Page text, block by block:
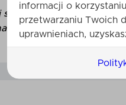
sobie lub bliskim
słodyczy jeszcze nikomu
informacji o
przetwarzaniu Twoich
uprawnieniach,